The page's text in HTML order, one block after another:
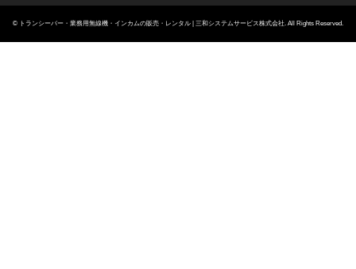
© トランシーバー・業務用無線機・インカムの販売・レンタル | 三和システムサービス株式会社 . All Rights Reserved.